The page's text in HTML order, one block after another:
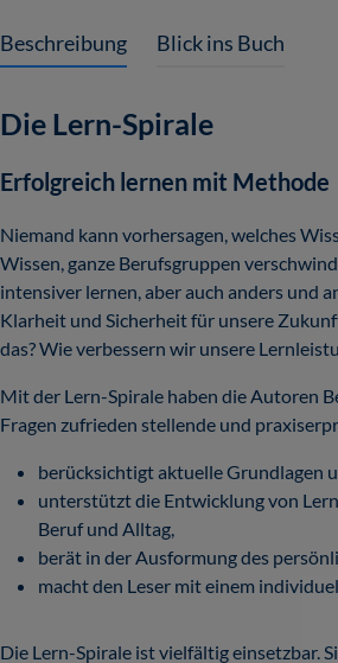
Beschreibung Blick ins Buch
Die Lern-Spirale
Erfolgreich lernen mit Methode
Niemand kann vorhersagen, welches
Wissen, ganze Berufsgruppen
intensiver lernen, aber auch anders und
Klarheit und Sicherheit für unsere
das? Wie verbessern wir unsere
Mit der Lern-Spirale haben die Autoren
Fragen zufrieden stellende und
berücksichtigt aktuelle Grundlagen
unterstützt die Entwicklung von
Beruf und Alltag,
berät in der Ausformung des
macht den Leser mit einem
Die Lern-Spirale ist vielfältig einsetzbar.